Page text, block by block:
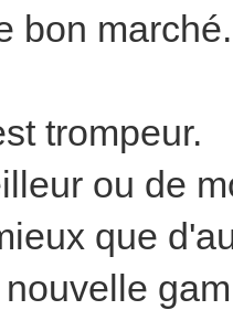
bon marché.
trompeur.
ou de
que